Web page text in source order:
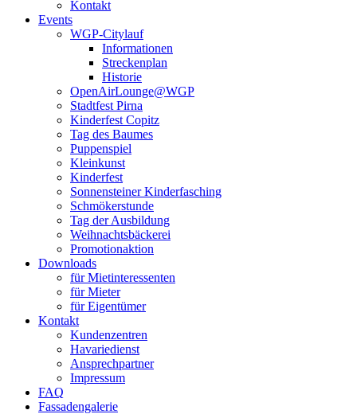
Kontakt
Events
WGP-Citylauf
Informationen
Streckenplan
Historie
OpenAirLounge@WGP
Stadtfest Pirna
Kinderfest Copitz
Tag des Baumes
Puppenspiel
Kleinkunst
Kinderfest
Sonnensteiner Kinderfasching
Schmökerstunde
Tag der Ausbildung
Weihnachtsbäckerei
Promotionaktion
Downloads
für Mietinteressenten
für Mieter
für Eigentümer
Kontakt
Kundenzentren
Havariedienst
Ansprechpartner
Impressum
FAQ
Fassadengalerie